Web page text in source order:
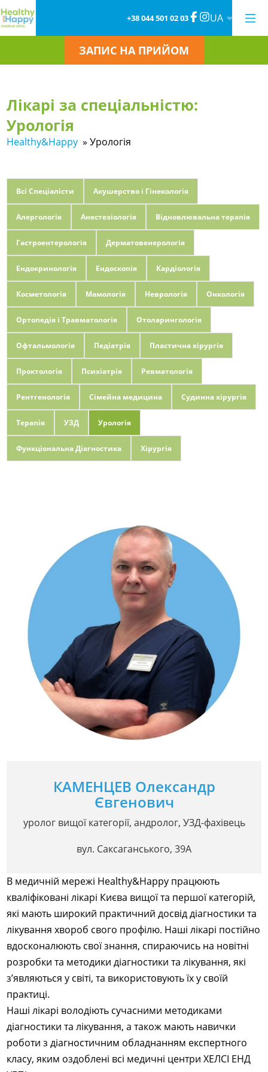
+38 044 501 02 03 UA
ЗАПИС НА ПРИЙОМ
Лікарі за спеціальністю:
Урологія
Healthy&Happy » Урологія
Всі Спеціалісти Акушерство і Гінекологія
Алергологія Анестезіологія Відновлювальна терапія
Гастроентерологія Дерматовенерологія
Ендокринологія Ендоскопія Кардіологія
Косметологія Мамологія Неврологія Онкологія
Ортопедія і Травматологія Отоларингологія
Офтальмологія Педіатрія Пластична хірургія
Проктологія Психіатрія Ревматологія
Рентгенологія Сімейна медицина Судинна хірургія
Терапія УЗД Урологія
Функціональна Діагностика Хірургія
КАМЕНЦЕВ Олександр
Євгенович
уролог вищої категорії, андролог, УЗД-фахівець
вул. Саксаганського, 39А
В медичній мережі Healthy&Happy працюють
кваліфіковані лікарі Києва вищої та першої категорій,
які мають широкий практичний досвід діагностики та
лікування хвороб свого профілю. Наші лікарі постійно
вдосконалюють свої знання, спираючись на новітні
розробки та методики діагностики та лікування, які
з’являються у світі, та використовують їх у своїй
практиці.
Наші лікарі володіють сучасними методиками
діагностики та лікування, а також мають навички
роботи з діагностичним обладнанням експертного
класу, яким оздоблені всі медичні центри ХЕЛСІ ЕНД